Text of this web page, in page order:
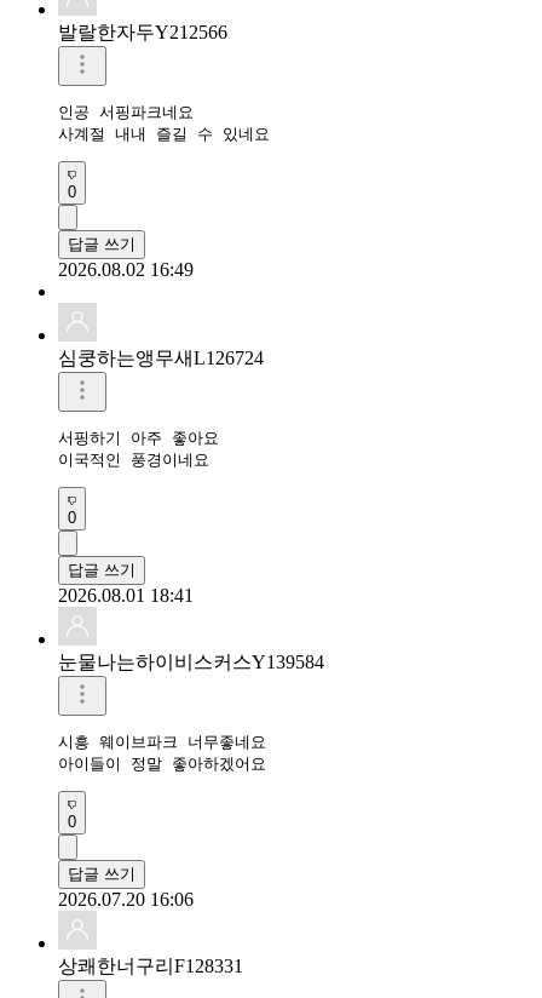
발랄한자두Y212566
인공 서핑파크네요
사계절 내내 즐길 수 있네요
0
답글 쓰기
2026.08.02 16:49
심쿵하는앵무새L126724
서핑하기 아주 좋아요
이국적인 풍경이네요
0
답글 쓰기
2026.08.01 18:41
눈물나는하이비스커스Y139584
시흥 웨이브파크 너무좋네요
아이들이 정말 좋아하겠어요
0
답글 쓰기
2026.07.20 16:06
상쾌한너구리F128331